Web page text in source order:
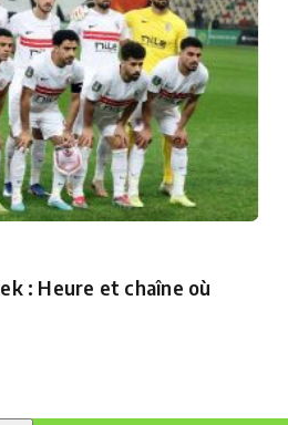
: Heure et chaîne où